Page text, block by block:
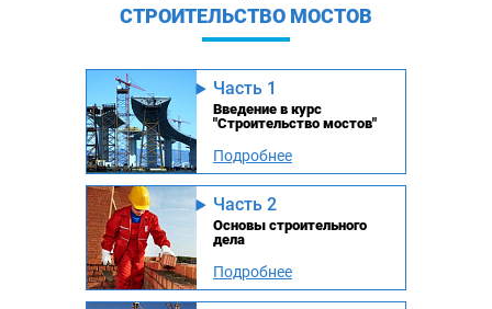
СТРОИТЕЛЬСТВО МОСТОВ
Часть 1
Введение в курс
"Строительство мостов"
Подробнее
Часть 2
Основы строительного
дела
Подробнее